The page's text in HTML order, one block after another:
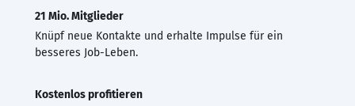
21 Mio. Mitglieder
Knüpf neue Kontakte und erhalte Impulse für ein
besseres Job-Leben.
Kostenlos profitieren